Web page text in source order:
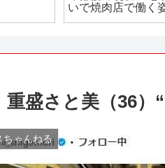
重盛さと美（36
ちゃんねる